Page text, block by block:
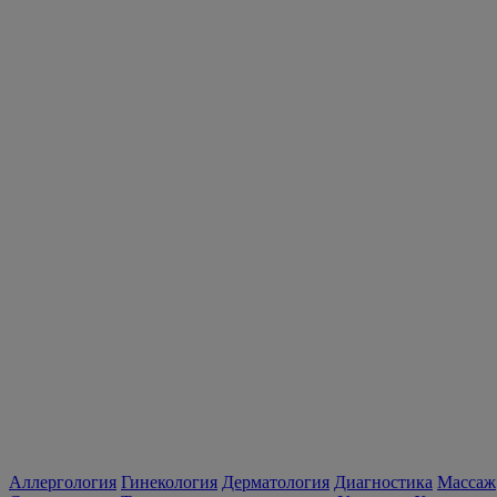
Аллергология Гинекология Дерматология Диагностика Массаж